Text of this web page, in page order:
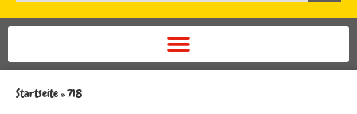
Startseite»718